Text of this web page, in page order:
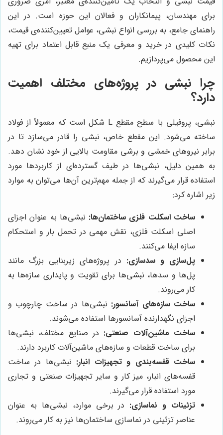
برای مهندسان، پیمانکاران و فعالان این حوزه است. در این
راهنمای جامع، به بررسی انواع نبشی، عوامل تعیین‌کننده‌ی قیمت،
نکات کلیدی در خرید و معرفی یک منبع قابل اعتماد برای تهیه
این محصول می‌پردازیم.
چرا نبشی در پروژه‌های مختلف اهمیت
دارد؟
نبشی، پروفیلی با سطح مقطع L شکل است که معمولاً از فولاد
ساخته می‌شود. این مقطع خاص، نبشی را قادر می‌سازد تا در
برابر نیروهای خمشی و برشی مقاومت بالایی از خود نشان دهد.
به همین دلیل، نبشی‌ها در طیف گسترده‌ای از کاربردها مورد
استفاده قرار می‌گیرند که از جمله مهم‌ترین آن‌ها می‌توان به موارد
زیر اشاره کرد:
ساخت اسکلت فلزی ساختمان‌ها: نبشی‌ها به عنوان اجزای
اصلی اسکلت فلزی، نقش مهمی در تحمل بار و استحکام
سازه ایفا می‌کنند.
پل‌سازی و سدسازی: در پروژه‌های زیربنایی بزرگ مانند
پل‌ها و سدها، نبشی‌ها برای تقویت و پایداری سازه‌ها به
کار می‌روند.
ساخت سازه‌های آسانسور: نبشی‌ها در ساخت چارچوب و
اجزای نگهدارنده آسانسورها استفاده می‌شوند.
ساخت ماشین‌آلات صنعتی: در صنایع مختلف، نبشی‌ها
برای ساخت قطعات و سازه‌های ماشین‌آلات کاربرد دارند.
ساخت قفسه‌بندی و تجهیزات انبار: نبشی‌ها در ساخت
قفسه‌های انبار، میز کار و سایر تجهیزات صنعتی و تجاری
مورد استفاده قرار می‌گیرند.
تزئینات و نماسازی: در برخی موارد، نبشی‌ها به عنوان
عناصر تزئینی در نماسازی ساختمان‌ها نیز به کار می‌روند.